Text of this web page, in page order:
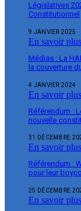
Législatives
Constitutionnel
9 JANVIER 2025
En savoir plus
Médias : La
la couverture
4 JANVIER 2024
En savoir plus
Référendum :
nouvelle
31 DÉCEMBRE
En savoir plus
Référendum :
pour leur
25 DÉCEMBRE
En savoir plus